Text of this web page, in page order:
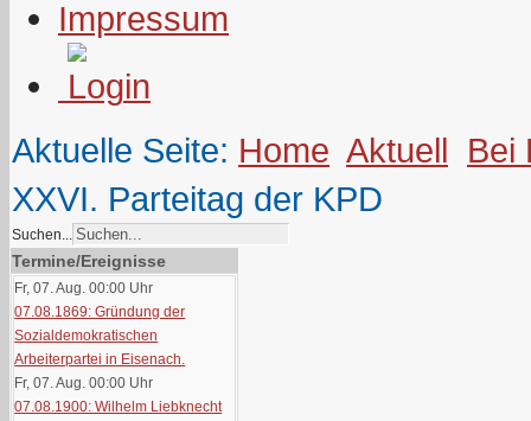
Impressum
Aktuelle Seite: Home Aktuell Bei
XXVI. Parteitag der KPD
Suchen...
Termine/Ereignisse
Fr, 07. Aug. 00:00 Uhr
07.08.1869: Gründung der
Sozialdemokratischen
Arbeiterpartei in Eisenach.
Fr, 07. Aug. 00:00 Uhr
07.08.1900: Wilhelm Liebknecht